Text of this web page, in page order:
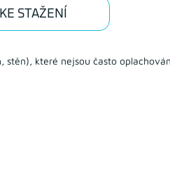
KE STAŽENÍ
které nejsou často